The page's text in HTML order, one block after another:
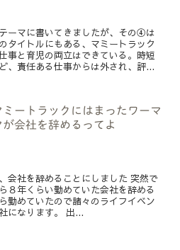
ーマに書いてきましたが、その④は
タイトルにもある、マミートラック
事と育児の両立はできている。時短
、責任ある仕事からは外され、評...
ミートラックにはまったワーマ
が会社を辞めるってよ
会社を辞めることにしました 突然で
８年くらい勤めていた会社を辞める
勤めていたので諸々のライフイベン
になります。 出...